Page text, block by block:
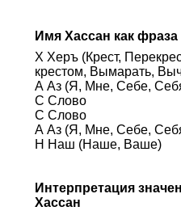
Имя Хассан как фраза
Х Херъ (Крест,
крестом, Вымарать,
А Аз (Я, Мне, Себе,
С Слово
С Слово
А Аз (Я, Мне, Себе,
Н Наш (Наше, Ваше)
Интерпретация
Хассан